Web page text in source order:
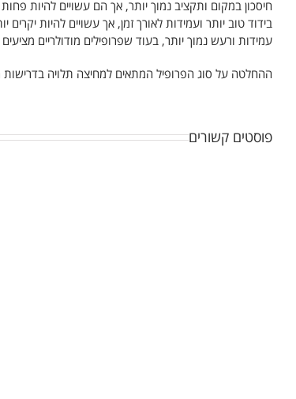
חיסכון במקום ותקציב נמוך יותר, אך הם עשויים להיות
בידוד טוב יותר ועמידות לאורך זמן, אך עשויים להיות
עמידות ורעש נמוך יותר, בעוד שפרופילים מודולריים
ההחלטה על סוג הפרופיל המתאים למחיצה תלויה
פוסטים קשורים